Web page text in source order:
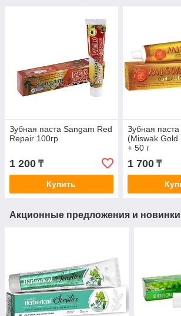
Зубная паста Sangam Red
Repair 100гр
1 200 ₸
Купить
Зубная
(Miswak Gold
+ 50 г
1 700₸
Акционные предложения и новинки